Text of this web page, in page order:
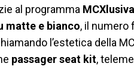
al programma MCXlusiva
matte e bianco, il numero
l’estetica della
passager seat kit,